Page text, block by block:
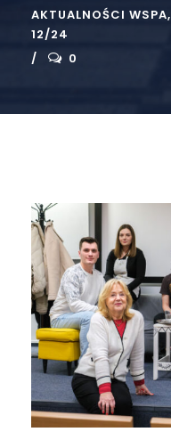
AKTUALNOŚCI WSPA,
12/24
0